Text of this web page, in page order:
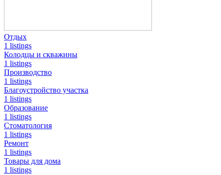
Отдых
1 listings
Колодцы и скважины
1 listings
Производство
1 listings
Благоустройство участка
1 listings
Образование
1 listings
Стоматология
1 listings
Ремонт
1 listings
Товары для дома
1 listings